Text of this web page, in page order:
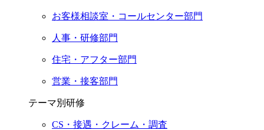
お客様相談室・コールセンター部門
人事・研修部門
住宅・アフター部門
営業・接客部門
テーマ別研修
CS・接遇・クレーム・調査